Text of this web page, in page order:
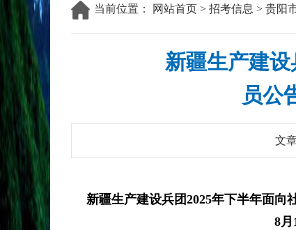
当前位置： 网站首页 > 招考信息 > 贵阳
新疆生产建
员公
文
新疆生产建设兵团2025年下半年面向
8月